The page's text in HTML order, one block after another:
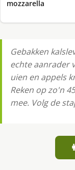
mozzarella
Gebakken
echte aanrader
uien en appels
Reken op zo'n
mee. Volg de